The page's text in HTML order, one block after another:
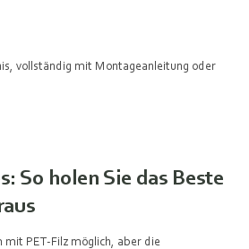
vollständig mit Montageanleitung oder
So holen Sie das Beste
PET‑Filz möglich, aber die